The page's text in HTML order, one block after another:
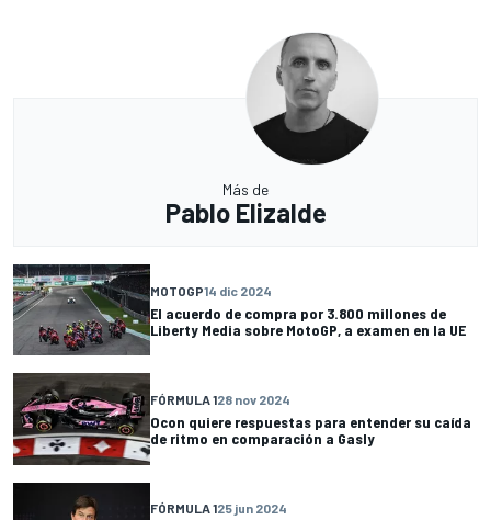
Más de
Pablo Elizalde
MOTOGP14 dic 2024
El acuerdo de compra por 3.800 millones de
Liberty Media sobre MotoGP, a examen en la UE
FÓRMULA 128 nov 2024
Ocon quiere respuestas para entender su caída
de ritmo en comparación a Gasly
FÓRMULA 125 jun 2024